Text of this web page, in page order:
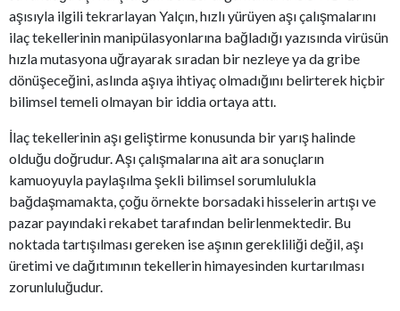
aşısıyla ilgili tekrarlayan Yalçın, hızlı yürüyen aşı çalışmalarını
ilaç tekellerinin manipülasyonlarına bağladığı yazısında virüsün
hızla mutasyona uğrayarak sıradan bir nezleye ya da gribe
dönüşeceğini, aslında aşıya ihtiyaç olmadığını belirterek hiçbir
bilimsel temeli olmayan bir iddia ortaya attı.
İlaç tekellerinin aşı geliştirme konusunda bir yarış halinde
olduğu doğrudur. Aşı çalışmalarına ait ara sonuçların
kamuoyuyla paylaşılma şekli bilimsel sorumlulukla
bağdaşmamakta, çoğu örnekte borsadaki hisselerin artışı ve
pazar payındaki rekabet tarafından belirlenmektedir. Bu
noktada tartışılması gereken ise aşının gerekliliği değil, aşı
üretimi ve dağıtımının tekellerin himayesinden kurtarılması
zorunluluğudur.